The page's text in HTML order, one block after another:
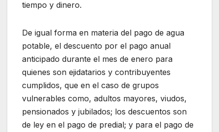
tiempo y dinero.
De igual forma en materia del pago de agua
potable, el descuento por el pago anual
anticipado durante el mes de enero para
quienes son ejidatarios y contribuyentes
cumplidos, que en el caso de grupos
vulnerables como, adultos mayores, viudos,
pensionados y jubilados; los descuentos son
de ley en el pago de predial; y para el pago de